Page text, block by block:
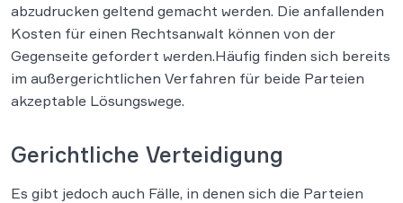
abzudrucken geltend gemacht werden. Die anfallenden
Kosten für einen Rechtsanwalt können von der
Gegenseite gefordert werden.Häufig finden sich bereits
im außergerichtlichen Verfahren für beide Parteien
akzeptable Lösungswege.
Gerichtliche Verteidigung
Es gibt jedoch auch Fälle, in denen sich die Parteien